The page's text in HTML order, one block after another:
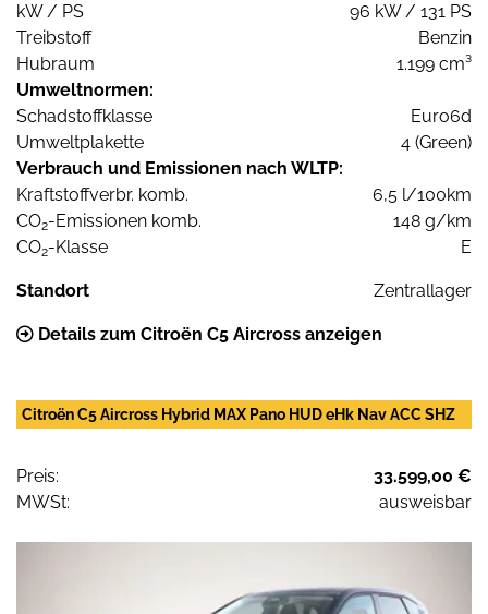
kW / PS
96 kW / 131 PS
Treibstoff
Benzin
Hubraum
1.199 cm³
Umweltnormen:
Schadstoffklasse
Euro6d
Umweltplakette
4 (Green)
Verbrauch und Emissionen nach WLTP:
Kraftstoffverbr. komb.
6,5 l/100km
CO2-Emissionen komb.
148 g/km
CO2-Klasse E
Standort Zentrallager
Details zum Citroën C5 Aircross anzeigen
Citroën C5 Aircross Hybrid MAX Pano HUD eHk Nav ACC SHZ
Preis:
33.599,00 €
MWSt:
ausweisbar